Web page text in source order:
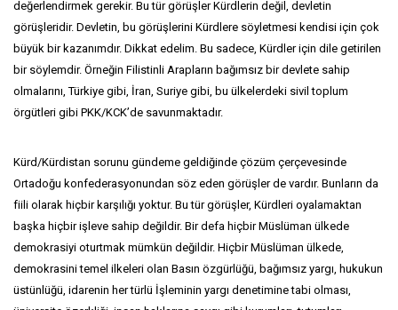
değerlendirmek gerekir. Bu tür görüşler Kürdlerin değil, devletin
görüşleridir. Devletin, bu görüşlerini Kürdlere söyletmesi kendisi için çok
büyük bir kazanımdır. Dikkat edelim. Bu sadece, Kürdler için dile getirilen
bir söylemdir. Örneğin Filistinli Arapların bağımsız bir devlete sahip
olmalarını, Türkiye gibi, İran, Suriye gibi, bu ülkelerdeki sivil toplum
örgütleri gibi PKK/KCK’de savunmaktadır.
Kürd/Kürdistan sorunu gündeme geldiğinde çözüm çerçevesinde
Ortadoğu konfederasyonundan söz eden görüşler de vardır. Bunların da
fiili olarak hiçbir karşılığı yoktur. Bu tür görüşler, Kürdleri oyalamaktan
başka hiçbir işleve sahip değildir. Bir defa hiçbir Müslüman ülkede
demokrasiyi oturtmak mümkün değildir. Hiçbir Müslüman ülkede,
demokrasini temel ilkeleri olan Basın özgürlüğü, bağımsız yargı, hukukun
üstünlüğü, idarenin her türlü İşleminin yargı denetimine tabi olması,